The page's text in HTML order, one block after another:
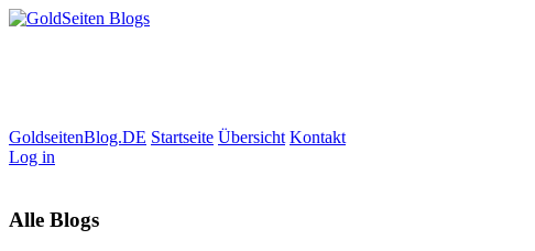
GoldseitenBlog.DE Startseite Übersicht Kontakt
Log in
Alle Blogs